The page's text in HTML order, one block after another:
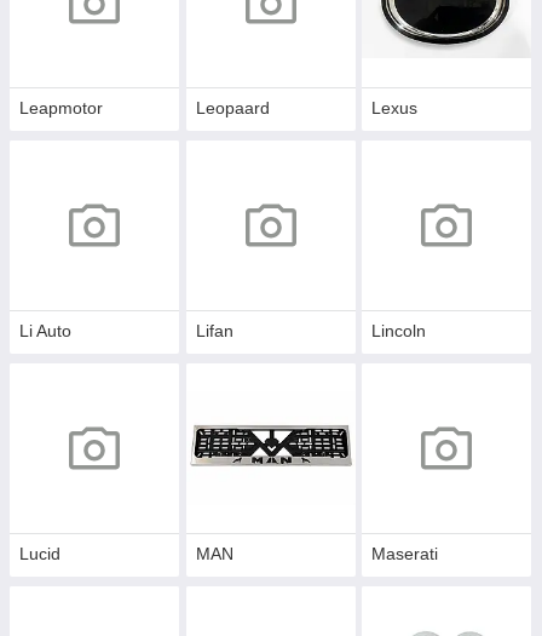
Leapmotor Leopaard Lexus
Li Auto Lifan Lincoln
Lucid MAN Maserati